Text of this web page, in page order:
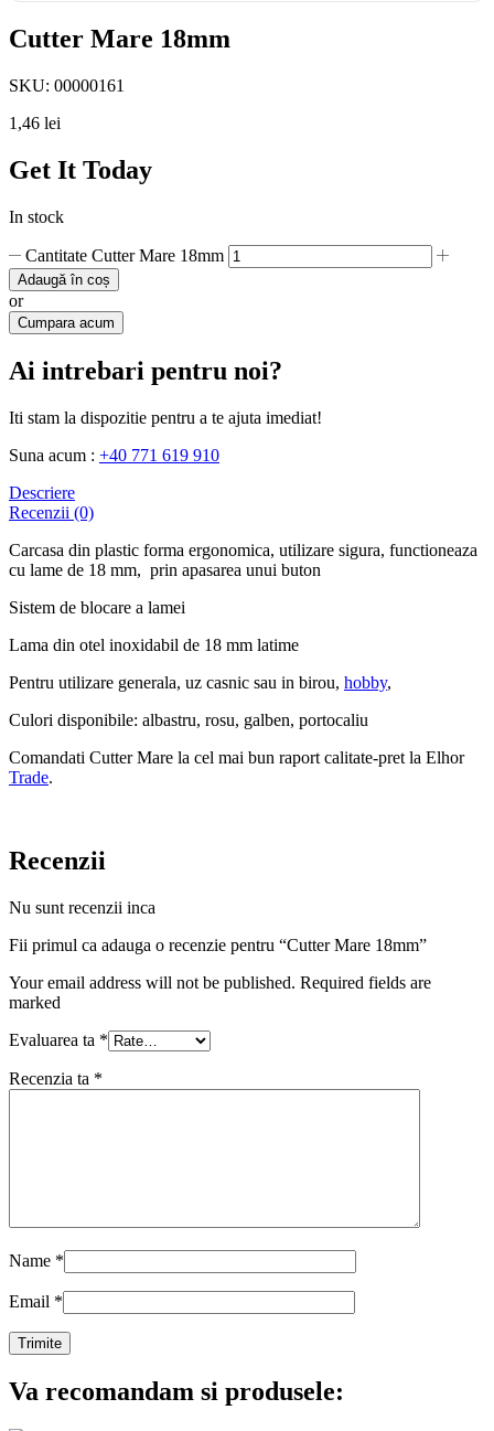
Cutter Mare 18mm
SKU: 00000161
1,46 lei
Get It Today
In stock
Cantitate Cutter Mare 18mm
Adaugă în coș
or
Cumpara acum
Ai intrebari pentru noi?
Iti stam la dispozitie pentru a te ajuta imediat!
Suna acum : +40 771 619 910
Descriere
Recenzii (0)
Carcasa din plastic forma ergonomica, utilizare sigura, functioneaza
cu lame de 18 mm, prin apasarea unui buton
Sistem de blocare a lamei
Lama din otel inoxidabil de 18 mm latime
Pentru utilizare generala, uz casnic sau in birou, hobby,
Culori disponibile: albastru, rosu, galben, portocaliu
Comandati Cutter Mare la cel mai bun raport calitate-pret la Elhor
Trade.
Recenzii
Nu sunt recenzii inca
Fii primul ca adauga o recenzie pentru “Cutter Mare 18mm”
Your email address will not be published. Required fields are
marked
Evaluarea ta *
Recenzia ta *
Name *
Email *
Va recomandam si produsele: